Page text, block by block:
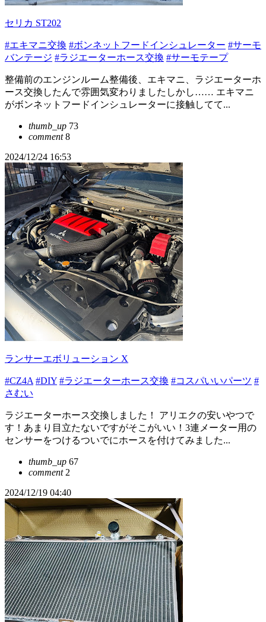
セリカ ST202
#エキマニ交換 #ボンネットフードインシュレーター #サーモ
バンテージ #ラジエーターホース交換 #サーモテープ
整備前のエンジンルーム整備後、エキマニ、ラジエーターホ
ース交換したんで雰囲気変わりましたしかし…… エキマニ
がボンネットフードインシュレーターに接触してて...
thumb_up 73
comment8
2024/12/24 16:53
ランサーエボリューション X
#CZ4A #DIY #ラジエーターホース交換 #コスパいいパーツ #
さむい
ラジエーターホース交換しました！ アリエクの安いやつで
す！あまり目立たないですがそこがいい！3連メーター用の
センサーをつけるついでにホースを付けてみました...
thumb_up 67
comment2
2024/12/19 04:40